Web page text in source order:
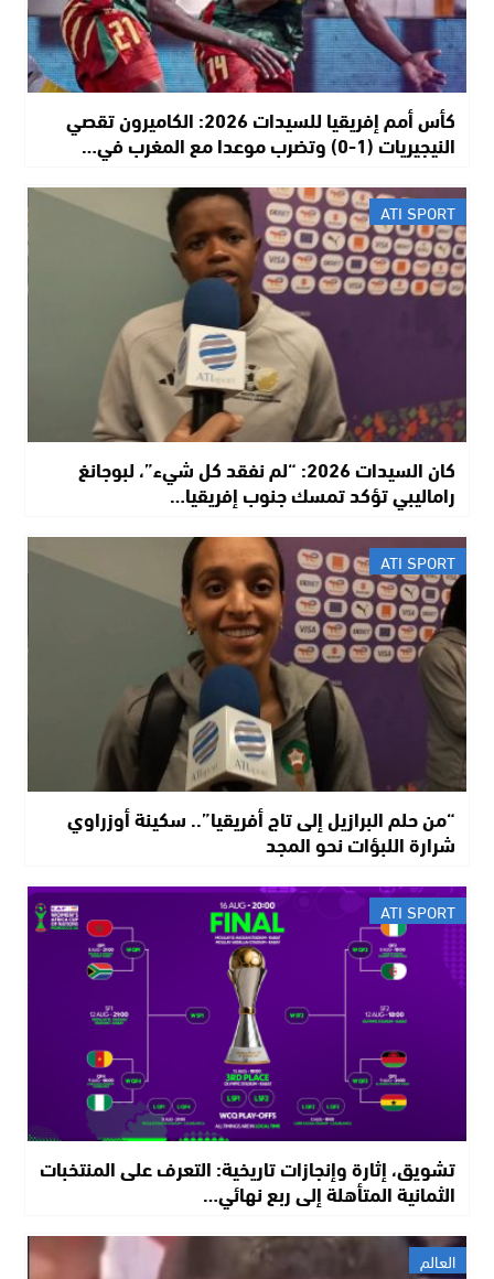
كأس أمم إفريقيا للسيدات 2026: الكاميرون تقصي
النيجيريات (1-0) وتضرب موعدا مع المغرب في…
ATI SPORT
كان السيدات 2026: “لم نفقد كل شيء”، لبوجانغ
راماليبي تؤكد تمسك جنوب إفريقيا…
ATI SPORT
“من حلم البرازيل إلى تاج أفريقيا”.. سكينة أوزراوي
شرارة اللبؤات نحو المجد
ATI SPORT
تشويق، إثارة وإنجازات تاريخية: التعرف على المنتخبات
الثمانية المتأهلة إلى ربع نهائي…
العالم